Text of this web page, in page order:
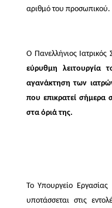
αριθμό του προσωπικού.
Ο Πανελλήνιος
εύρυθμη λειτουργία
αγανάκτηση των
που επικρατεί σήμερα
στα όριά της.
Το Υπουργείο Εργασίας
υποτάσσεται στις